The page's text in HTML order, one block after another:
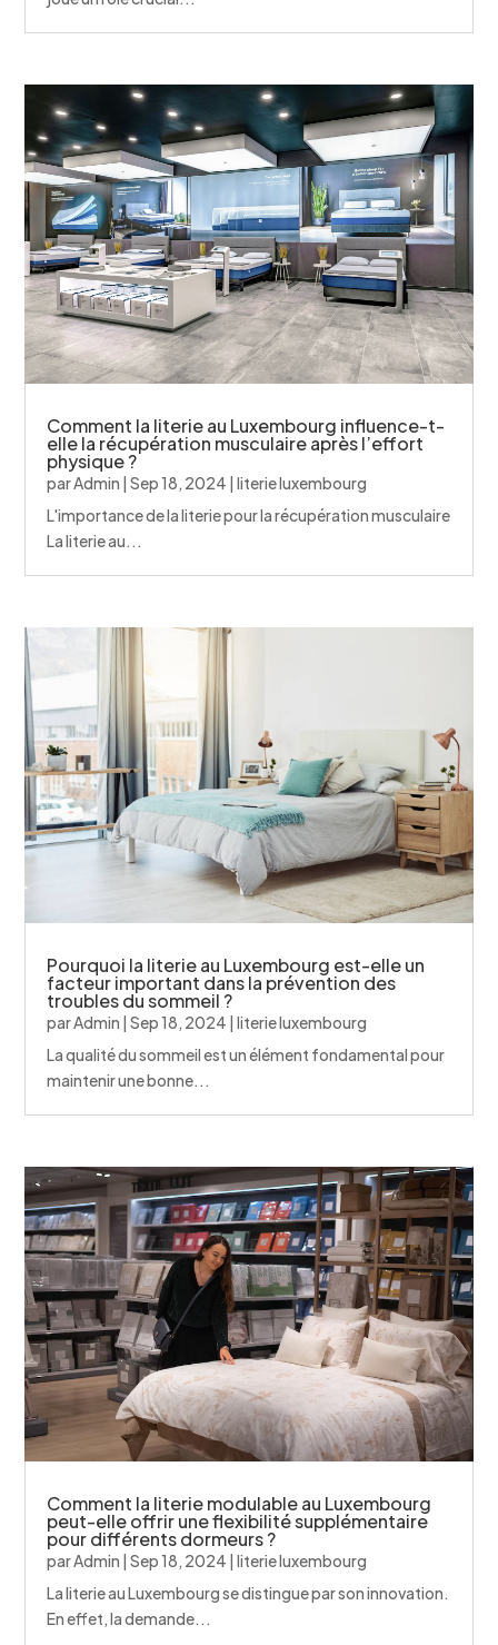
Comment la literie au Luxembourg influence-t-
elle la récupération musculaire après l’effort
physique ?
parAdmin |Sep 18, 2024 |literie luxembourg
L'importance de la literie pour la récupération musculaire
La literie au...
Pourquoi la literie au Luxembourg est-elle un
facteur important dans la prévention des
troubles du sommeil ?
parAdmin |Sep 18, 2024 |literie luxembourg
La qualité du sommeil est un élément fondamental pour
maintenir une bonne...
Comment la literie modulable au Luxembourg
peut-elle offrir une flexibilité supplémentaire
pour différents dormeurs ?
parAdmin |Sep 18, 2024 |literie luxembourg
La literie au Luxembourg se distingue par son innovation.
En effet, la demande...